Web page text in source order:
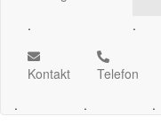
.
.
Kontakt
.
Telefon
.
.